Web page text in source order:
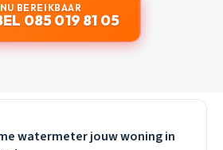
NU BEREIKBAAR
085 019 81 05
watermeter jouw woning in